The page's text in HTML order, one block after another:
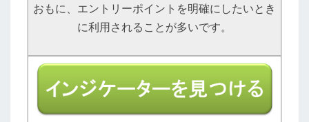
おもに、エントリーポイントを明確にしたいとき
に利用されることが多いです。